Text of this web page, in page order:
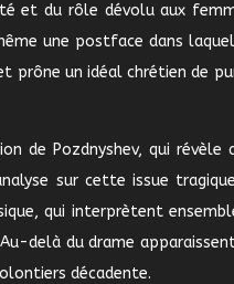
et du rôle dévolu aux
une postface dans
prône un idéal chrétien de
de Pozdnyshev, qui révèle
sur cette issue
qui interprètent
delà du drame
décadente.